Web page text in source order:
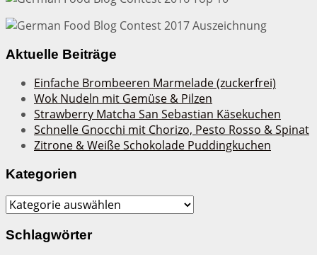
Aktuelle Beiträge
Einfache Brombeeren Marmelade (zuckerfrei)
Wok Nudeln mit Gemüse & Pilzen
Strawberry Matcha San Sebastian Käsekuchen
Schnelle Gnocchi mit Chorizo, Pesto Rosso & Spinat
Zitrone & Weiße Schokolade Puddingkuchen
Kategorien
Kategorien
Schlagwörter